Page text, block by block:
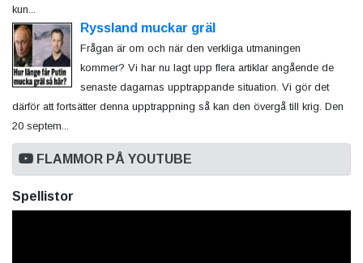
kun...
Ryssland muckar gräl
Frågan är om och när den verkliga utmaningen
kommer? Vi har nu lagt upp flera artiklar angående de
senaste dagarnas upptrappande situation. Vi gör det
därför att fortsätter denna upptrappning så kan den övergå till krig. Den
20 septem...
FLAMMOR PÅ YOUTUBE
Spellistor